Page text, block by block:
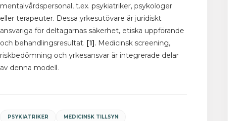
mentalvårdspersonal, t.ex. psykiatriker, psykologer
eller terapeuter. Dessa yrkesutövare är juridiskt
ansvariga för deltagarnas säkerhet, etiska uppförande
och behandlingsresultat. [1]. Medicinsk screening,
riskbedömning och yrkesansvar är integrerade delar
av denna modell.
PSYKIATRIKER MEDICINSK TILLSYN